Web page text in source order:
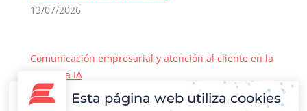
13/07/2026
Comunicación empresarial y atención al cliente en la
era de la IA
22/06/2026
Contacto Iberian Press
Esta página web utiliza cookies